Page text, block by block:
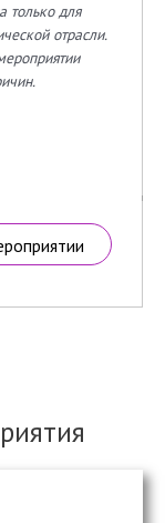
только для
отрасли.